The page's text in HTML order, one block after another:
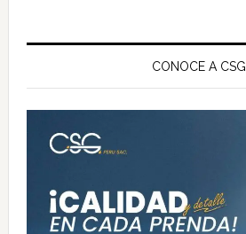
Barra
principal
CONOCE A CSG